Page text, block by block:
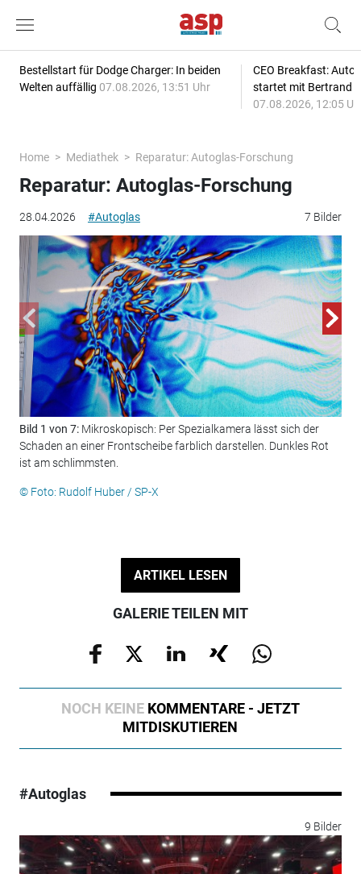
Bestellstart für Dodge Charger: In beiden
Welten auffällig 07.08.2026, 13:51 Uhr
CEO Breakfast:
startet mit Bertrand
07.08.2026, 12:05
Home Mediathek Reparatur: Autoglas-Forschung
28.04.2026 #Autoglas 7 Bilder
Reparatur: Autoglas-Forschung
Bild 1 von 7: Mikroskopisch: Per Spezialkamera lässt sich der
Schaden an einer Frontscheibe farblich darstellen. Dunkles Rot
ist am schlimmsten.
© Foto: Rudolf Huber / SP-X
ARTIKEL LESEN
GALERIE TEILEN MIT
NOCH KEINE KOMMENTARE - JETZT
MITDISKUTIEREN
#Autoglas
9 Bilder